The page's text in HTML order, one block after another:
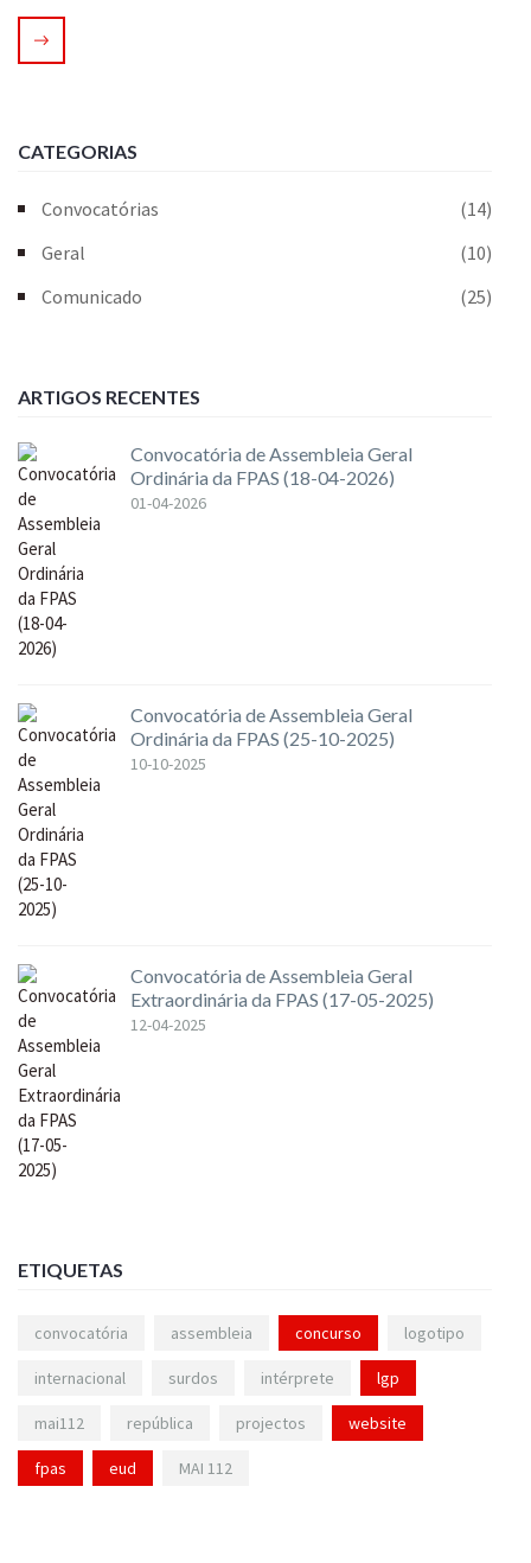
CATEGORIAS
Convocatórias
(14)
Geral
(10)
Comunicado
(25)
ARTIGOS RECENTES
Convocatória de Assembleia Geral
Ordinária da FPAS (18-04-2026)
01-04-2026
Convocatória de Assembleia Geral
Ordinária da FPAS (25-10-2025)
10-10-2025
Convocatória de Assembleia Geral
Extraordinária da FPAS (17-05-2025)
12-04-2025
ETIQUETAS
convocatória assembleia concurso logotipo
internacional surdos intérprete lgp
mai112 república projectos website
fpas eud MAI 112